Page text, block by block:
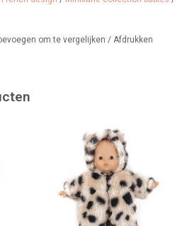
om te vergelijken / Afdrukken